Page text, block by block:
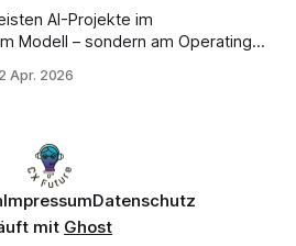
AI-Projekte im
Modell – sondern am Operating
Apr. 2026
ImpressumDatenschutz
mit Ghost